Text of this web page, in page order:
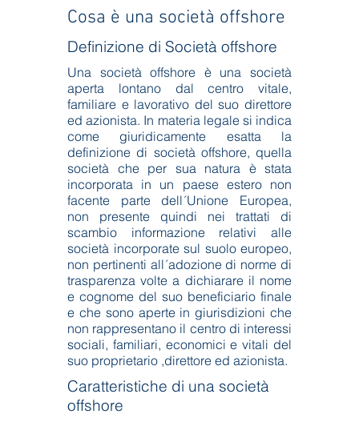
Cosa è una società offshore
Definizione di Società offshore
Una società offshore è una società
aperta lontano dal centro vitale,
familiare e lavorativo del suo direttore
ed azionista. In materia legale si indica
come giuridicamente esatta la
definizione di società offshore, quella
società che per sua natura è stata
incorporata in un paese estero non
facente parte dell´Unione Europea,
non presente quindi nei trattati di
scambio informazione relativi alle
società incorporate sul suolo europeo,
non pertinenti all´adozione di norme di
trasparenza volte a dichiarare il nome
e cognome del suo beneficiario finale
e che sono aperte in giurisdizioni che
non rappresentano il centro di interessi
sociali, familiari, economici e vitali del
suo proprietario ,direttore ed azionista.
Caratteristiche di una società
offshore